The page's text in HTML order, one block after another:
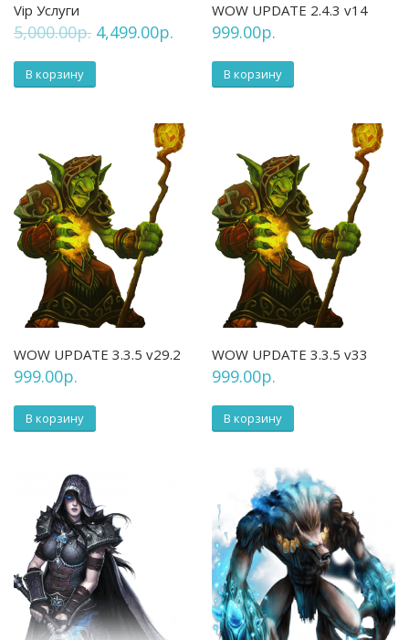
Vip Услуги
5,000.00р. 4,499.00р.
В корзину
WOW UPDATE 2.4.3 v14
999.00р.
В корзину
WOW UPDATE 3.3.5 v29.2
999.00р.
В корзину
WOW UPDATE 3.3.5 v33
999.00р.
В корзину